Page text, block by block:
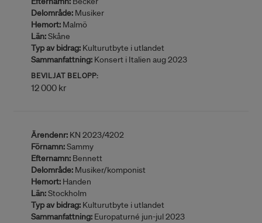
Delområde: Musiker
Hemort: Malmö
Län:Skåne
Typ av bidrag: Kulturutbyte i utlandet
Sammanfattning: Konsert i Italien aug 2023
BEVILJAT BELOPP:
12 000 kr
Ärendenr: KN 2023/4202
Förnamn:Sammy
Efternamn: Bennett
Delområde: Musiker/komponist
Hemort: Handen
Län:Stockholm
Typ av bidrag: Kulturutbyte i utlandet
Sammanfattning: Europaturné jun-jul 2023